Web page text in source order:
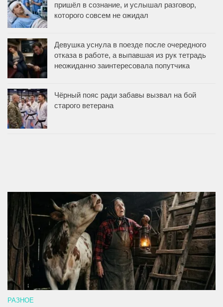
пришёл в сознание, и услышал разговор,
которого совсем не ожидал
Девушка уснула в поезде после очередного
отказа в работе, а выпавшая из рук тетрадь
неожиданно заинтересовала попутчика
Чёрный пояс ради забавы вызвал на бой
старого ветерана
РАЗНОЕ